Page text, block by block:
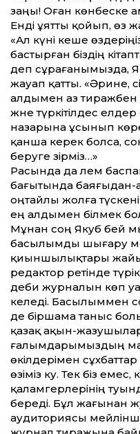
заңы! Оған көнбеске
Енді ұятты қойып, өз
«Ал күні кеше
бастырған біздің
деп сұрағанымызда,
жауап қатты. «Әрине,
алдымен аз тиражбен
және түркітілдес
назарына ұсынып
қанша керек болса,
беруге әзірміз…»
Расында да әлем
бағытында баяғыдан-
оңтайлы жолға
ең алдымен білмек
Мұнан соң Якуб бей
басылымды шығару
қиыншылықтары
редактор ретінде
әдеби журналын көп
келеді. Басылыммен
де біршама таныс
қазақ ақын-
ғалымдарымыздың
өкілдерімен
өзіміз куә. Тек біз
қаламгерлерінің
береді. Бұл жағынан
аудиториясы мейлінше